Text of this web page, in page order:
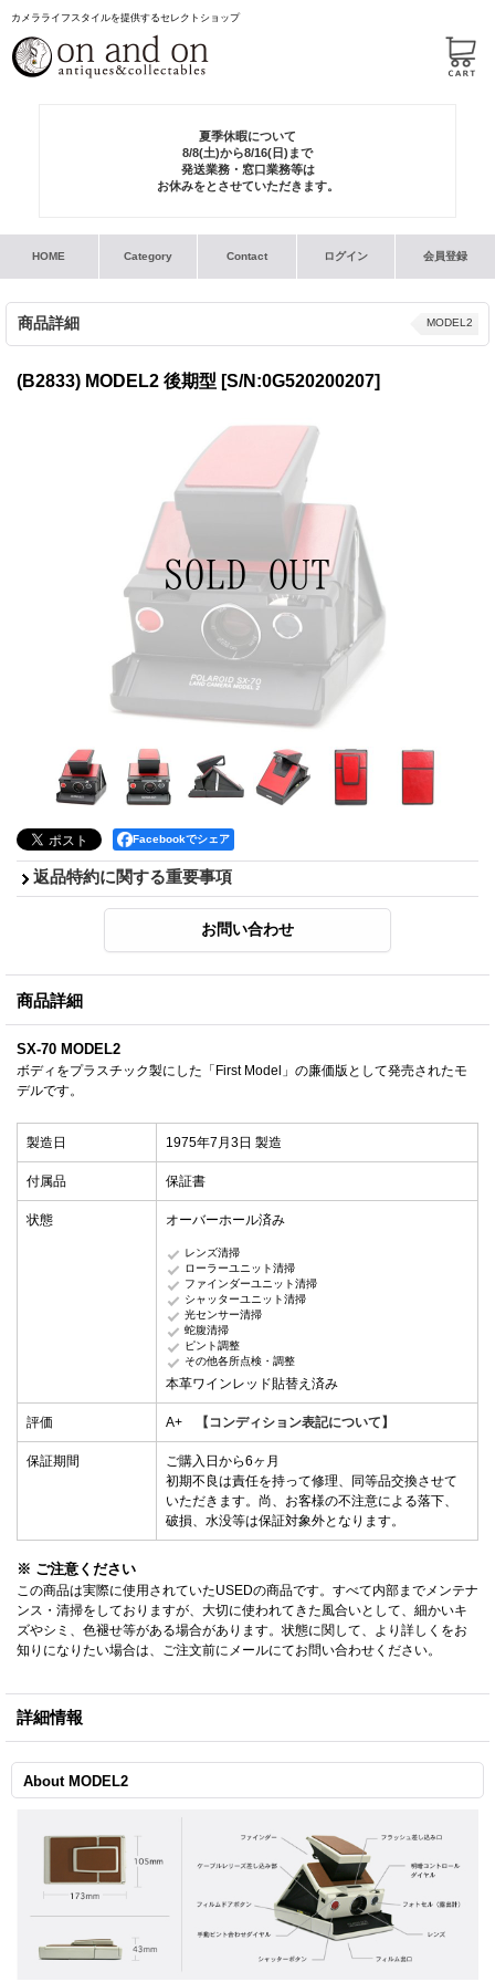
カメラライフスタイルを提供するセレクトショップ
夏季休暇について
8/8(土)から8/16(日)まで
発送業務・窓口業務等は
お休みをとさせていただきます。
HOME Category Contact ログイン 会員登録
商品詳細 MODEL2
(B2833) MODEL2 後期型 [S/N:0G520200207]
Facebookでシェア
返品特約に関する重要事項
商品詳細
SX-70 MODEL2
ボディをプラスチック製にした「First Model」の廉価版として発売されたモ
デルです。
製造日 1975年7月3日 製造
付属品 保証書
状態 オーバーホール済み
レンズ清掃
ローラーユニット清掃
ファインダーユニット清掃
シャッターユニット清掃
光センサー清掃
蛇腹清掃
ピント調整
その他各所点検・調整
本革ワインレッド貼替え済み
評価 A+ 【コンディション表記について】
保証期間
ご購入日から6ヶ月
初期不良は責任を持って修理、同等品交換させて
いただきます。尚、お客様の不注意による落下、
破損、水没等は保証対象外となります。
※ ご注意ください
この商品は実際に使用されていたUSEDの商品です。すべて内部までメンテナ
ンス・清掃をしておりますが、大切に使われてきた風合いとして、細かいキ
ズやシミ、色褪せ等がある場合があります。状態に関して、より詳しくをお
知りになりたい場合は、ご注文前にメールにてお問い合わせください。
詳細情報
About MODEL2